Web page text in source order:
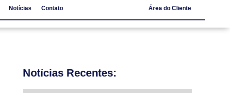
Notícias Contato Área do Cliente
Notícias Recentes: